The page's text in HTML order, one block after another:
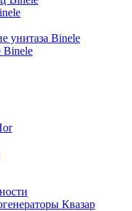
унитаза Binele
Binele
Квазар